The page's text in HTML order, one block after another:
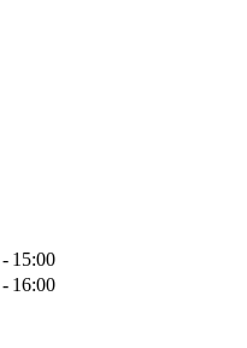
- 15:00
- 16:00